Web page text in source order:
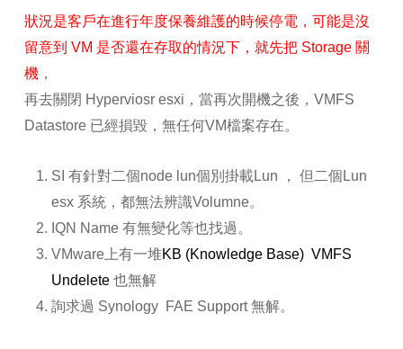
狀況是客戶在進行年度保養維護的時候停電，可能是沒
留意到 VM 是否還在存取的情況下，就先把 Storage 關
機，
再去關閉 Hyperviosr esxi，當再次開機之後，VMFS
Datastore 已經損毀，無任何VM檔案存在。
SI 有針對二個node lun個別掛載Lun ， 但二個Lun
esx 系統，都無法辨識Volumne。
IQN Name 有無變化等也找過。
VMware上有一堆KB (Knowledge Base) VMFS
Undelete也無解
詢求過 Synology FAE Support 無解。